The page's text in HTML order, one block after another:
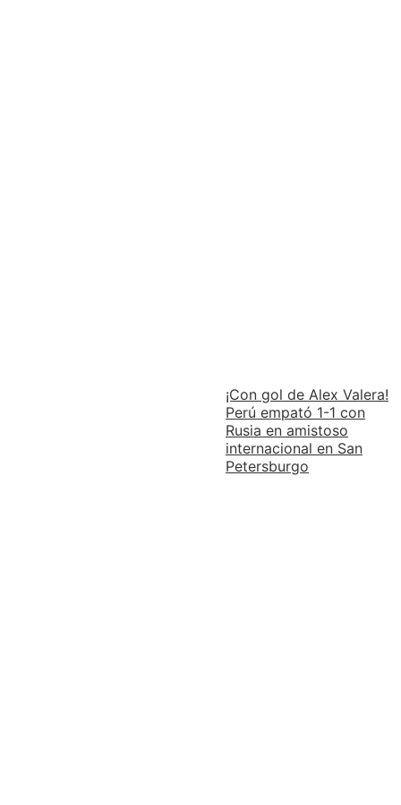
¡Con gol de Alex Valera!
Perú empató 1-1 con
Rusia en amistoso
internacional en San
Petersburgo